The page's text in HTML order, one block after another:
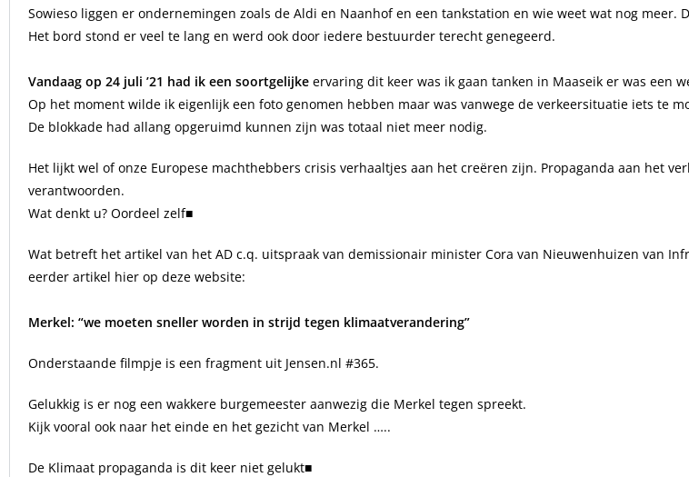
Sowieso liggen er ondernemingen zoals de Aldi en Naanhof en een tankstation en wie weet wat nog meer.
Het bord stond er veel te lang en werd ook door iedere bestuurder terecht genegeerd.
Vandaag op 24 juli ’21 had ik een soortgelijke ervaring dit keer was ik gaan tanken in Maaseik er was een
Op het moment wilde ik eigenlijk een foto genomen hebben maar was vanwege de verkeersituatie iets te
De blokkade had allang opgeruimd kunnen zijn was totaal niet meer nodig.
Het lijkt wel of onze Europese machthebbers crisis verhaaltjes aan het creëren zijn. Propaganda aan het
verantwoorden.
Wat denkt u? Oordeel zelf■
Wat betreft het artikel van het AD c.q. uitspraak van demissionair minister Cora van Nieuwenhuizen van
eerder artikel hier op deze website:
Merkel: “we moeten sneller worden in strijd tegen klimaatverandering”
Onderstaande filmpje is een fragment uit Jensen.nl #365.
Gelukkig is er nog een wakkere burgemeester aanwezig die Merkel tegen spreekt.
Kijk vooral ook naar het einde en het gezicht van Merkel …..
De Klimaat propaganda is dit keer niet gelukt■